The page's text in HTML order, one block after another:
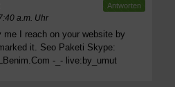
a.m. Uhr
me I reach on your website by
it. Seo Paketi Skype:
-_- live:by_umut
Antworten